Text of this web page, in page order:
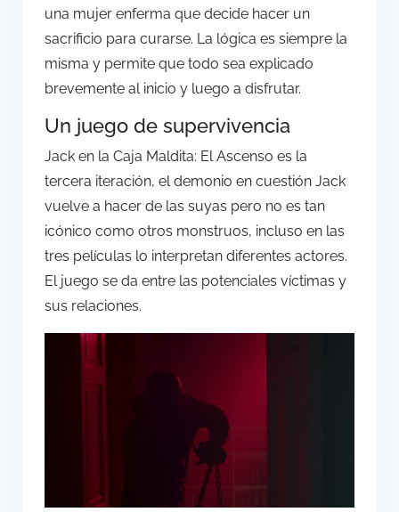
una mujer enferma que decide hacer un
sacrificio para curarse. La lógica es siempre la
misma y permite que todo sea explicado
brevemente al inicio y luego a disfrutar.
Un juego de supervivencia
Jack en la Caja Maldita: El Ascenso es la
tercera iteración, el demonio en cuestión Jack
vuelve a hacer de las suyas pero no es tan
icónico como otros monstruos, incluso en las
tres películas lo interpretan diferentes actores.
El juego se da entre las potenciales víctimas y
sus relaciones.